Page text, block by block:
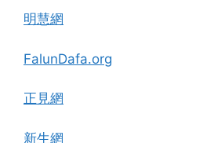
明慧網
FalunDafa.org
正見網
新生網